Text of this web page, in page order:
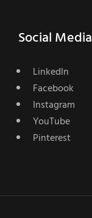
Social Media
LinkedIn
Facebook
Instagram
YouTube
Pinterest